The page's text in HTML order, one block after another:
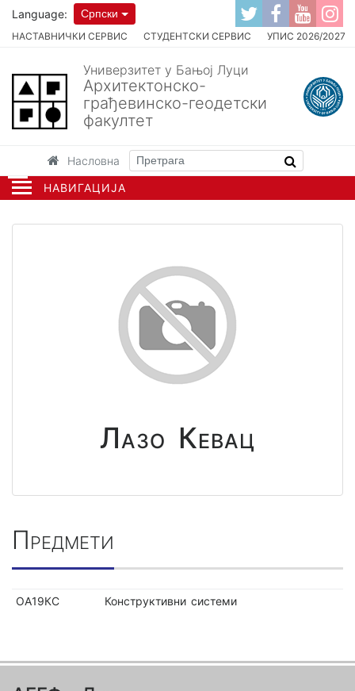
НАВИГАЦИЈА
НАСТАВНИЧКИ СЕРВИС СТУДЕНТСКИ СЕРВИС УПИС 2026/2027
Language: Српски
Универзитет у Бањој Луци
Архитектонско-
грађевинско-геодетски
факултет
Насловна
Лазо Кевац
Предмети
ОА19КС Конструктивни системи